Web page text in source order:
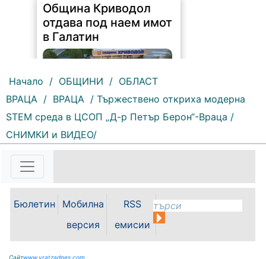
Начало / ОБЩИНИ / ОБЛАСТ
ВРАЦА / ВРАЦА / Тържествено откриха модерна
STEM среда в ЦСОП „Д-р Петър Берон“-Враца /
СНИМКИ и ВИДЕО/
Бюлетин
Мобилна
версия
RSS
емисии
Сайтwww.vratzadnes.com